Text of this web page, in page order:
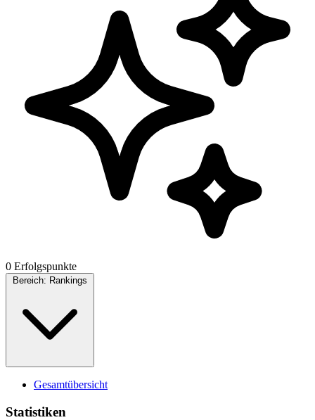
0 Erfolgspunkte
Bereich: Rankings
Gesamtübersicht
Statistiken